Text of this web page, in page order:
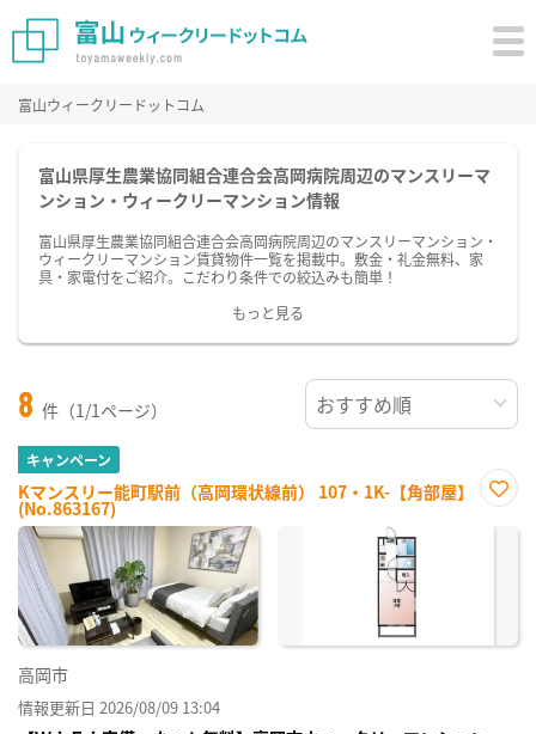
富山ウィークリードットコム
富山県厚生農業協同組合連合会高岡病院周辺のマンスリーマ
ンション・ウィークリーマンション情報
富山県厚生農業協同組合連合会高岡病院周辺のマンスリーマンション・
ウィークリーマンション賃貸物件一覧を掲載中。敷金・礼金無料、家
具・家電付をご紹介。こだわり条件での絞込みも簡単！
もっと見る
8 件（1/1ページ）
キャンペーン
Kマンスリー能町駅前（高岡環状線前） 107・1K-【角部屋】
(No.863167)
に入
高岡市
情報更新日 2026/08/09 13:04